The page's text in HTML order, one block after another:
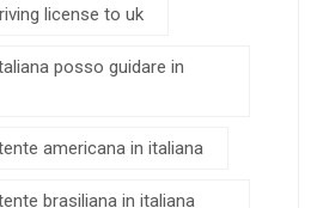
license to uk
posso guidare in
americana in italiana
brasiliana in italiana